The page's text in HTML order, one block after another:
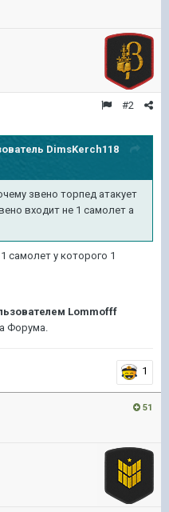
#2
DimsKerch118
звено торпед атакует
входит не 1 самолет а
самолет у которого 1
Lommofff
Форума.
1
51